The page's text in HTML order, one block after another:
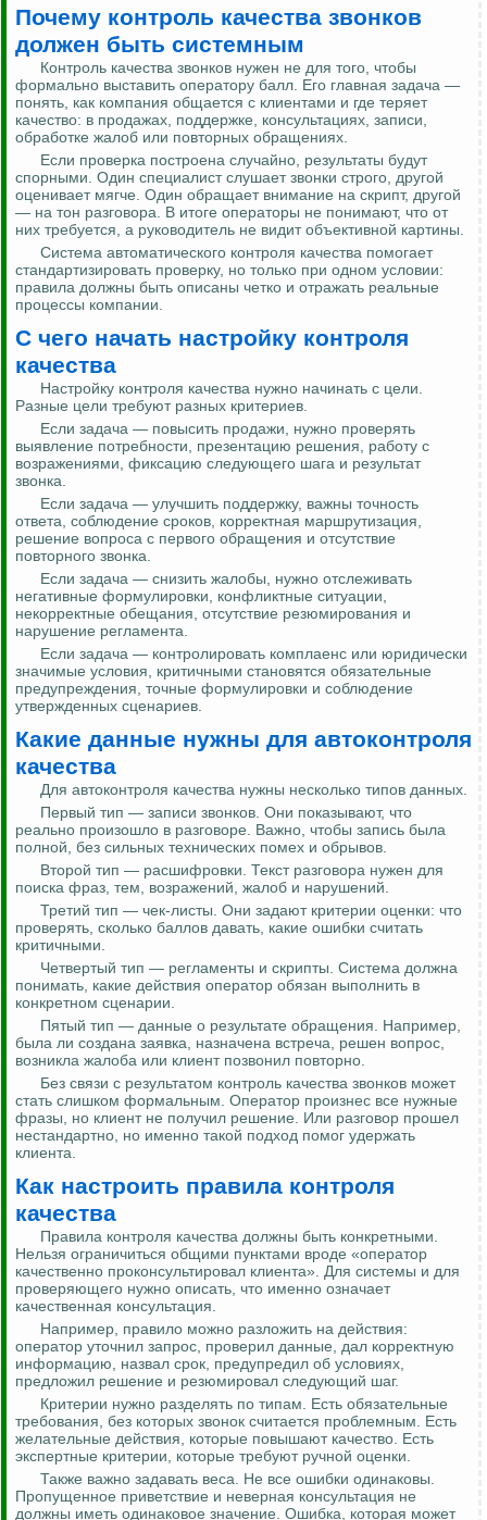
Почему контроль качества звонков
должен быть системным
Контроль качества звонков нужен не для того, чтобы
формально выставить оператору балл. Его главная задача —
понять, как компания общается с клиентами и где теряет
качество: в продажах, поддержке, консультациях, записи,
обработке жалоб или повторных обращениях.
Если проверка построена случайно, результаты будут
спорными. Один специалист слушает звонки строго, другой
оценивает мягче. Один обращает внимание на скрипт, другой
— на тон разговора. В итоге операторы не понимают, что от
них требуется, а руководитель не видит объективной картины.
Система автоматического контроля качества помогает
стандартизировать проверку, но только при одном условии:
правила должны быть описаны четко и отражать реальные
процессы компании.
С чего начать настройку контроля
качества
Настройку контроля качества нужно начинать с цели.
Разные цели требуют разных критериев.
Если задача — повысить продажи, нужно проверять
выявление потребности, презентацию решения, работу с
возражениями, фиксацию следующего шага и результат
звонка.
Если задача — улучшить поддержку, важны точность
ответа, соблюдение сроков, корректная маршрутизация,
решение вопроса с первого обращения и отсутствие
повторного звонка.
Если задача — снизить жалобы, нужно отслеживать
негативные формулировки, конфликтные ситуации,
некорректные обещания, отсутствие резюмирования и
нарушение регламента.
Если задача — контролировать комплаенс или юридически
значимые условия, критичными становятся обязательные
предупреждения, точные формулировки и соблюдение
утвержденных сценариев.
Какие данные нужны для автоконтроля
качества
Для автоконтроля качества нужны несколько типов данных.
Первый тип — записи звонков. Они показывают, что
реально произошло в разговоре. Важно, чтобы запись была
полной, без сильных технических помех и обрывов.
Второй тип — расшифровки. Текст разговора нужен для
поиска фраз, тем, возражений, жалоб и нарушений.
Третий тип — чек-листы. Они задают критерии оценки: что
проверять, сколько баллов давать, какие ошибки считать
критичными.
Четвертый тип — регламенты и скрипты. Система должна
понимать, какие действия оператор обязан выполнить в
конкретном сценарии.
Пятый тип — данные о результате обращения. Например,
была ли создана заявка, назначена встреча, решен вопрос,
возникла жалоба или клиент позвонил повторно.
Без связи с результатом контроль качества звонков может
стать слишком формальным. Оператор произнес все нужные
фразы, но клиент не получил решение. Или разговор прошел
нестандартно, но именно такой подход помог удержать
клиента.
Как настроить правила контроля
качества
Правила контроля качества должны быть конкретными.
Нельзя ограничиться общими пунктами вроде «оператор
качественно проконсультировал клиента». Для системы и для
проверяющего нужно описать, что именно означает
качественная консультация.
Например, правило можно разложить на действия:
оператор уточнил запрос, проверил данные, дал корректную
информацию, назвал срок, предупредил об условиях,
предложил решение и резюмировал следующий шаг.
Критерии нужно разделять по типам. Есть обязательные
требования, без которых звонок считается проблемным. Есть
желательные действия, которые повышают качество. Есть
экспертные критерии, которые требуют ручной оценки.
Также важно задавать веса. Не все ошибки одинаковы.
Пропущенное приветствие и неверная консультация не
должны иметь одинаковое значение. Ошибка, которая может